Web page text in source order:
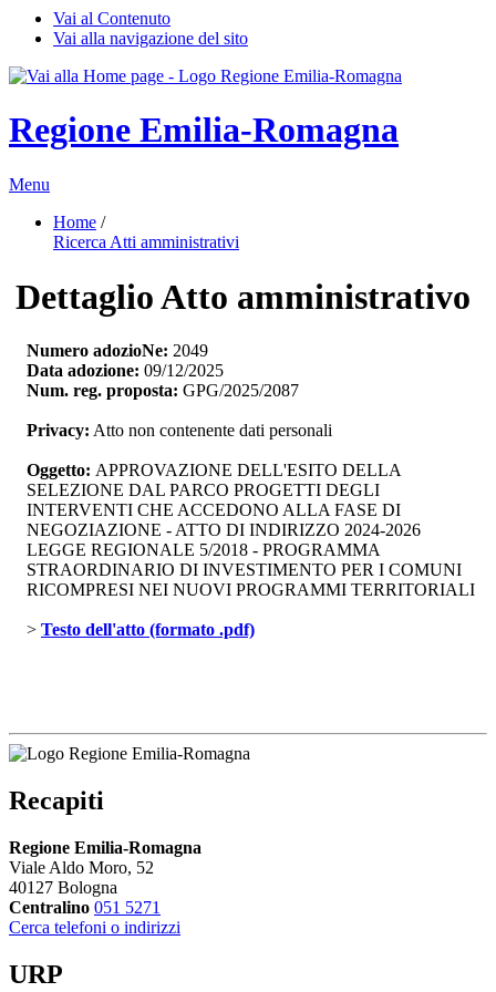
Vai al Contenuto
Vai alla navigazione del sito
Regione Emilia-Romagna
Menu
Home /
Ricerca Atti amministrativi
Dettaglio Atto amministrativo
Numero adozioNe: 2049
Data adozione: 09/12/2025
Num. reg. proposta: GPG/2025/2087
Privacy: Atto non contenente dati personali
Oggetto: APPROVAZIONE DELL'ESITO DELLA
SELEZIONE DAL PARCO PROGETTI DEGLI
INTERVENTI CHE ACCEDONO ALLA FASE DI
NEGOZIAZIONE - ATTO DI INDIRIZZO 2024-2026
LEGGE REGIONALE 5/2018 - PROGRAMMA
STRAORDINARIO DI INVESTIMENTO PER I COMUNI
RICOMPRESI NEI NUOVI PROGRAMMI TERRITORIALI
> Testo dell'atto (formato .pdf)
Recapiti
Regione Emilia-Romagna
Viale Aldo Moro, 52
40127 Bologna
Centralino 051 5271
Cerca telefoni o indirizzi
URP